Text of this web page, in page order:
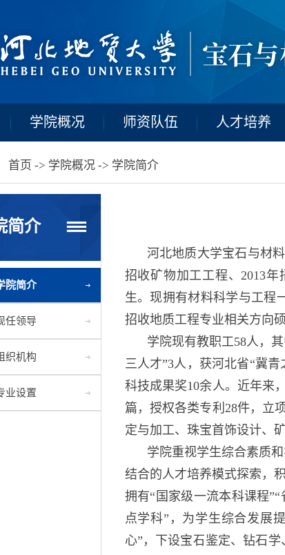
学院概况 师资队伍 人才培养
首页 -> 学院概况-> 学院简介
简介
院简介
任领导
织机构
业设置
河北地质大学宝石与材
招收矿物加工工程、2013
生。现拥有材料科学与工程
招收地质工程专业相关方向硕
学院现有教职工58人，
三人才”3人，获河北省“冀
科技成果奖10余人。近年来
篇，授权各类专利28件，立
定与加工、珠宝首饰设计、
学院重视学生综合素质和
结合的人才培养模式探索，
拥有“国家级一流本科课程
点学科”，为学生综合发展
心”，下设宝石鉴定、钻石
向）、2018年招收材料科学与工程四个专业本科生。
国家级、省部级和市级优秀教师、优秀共产党员荣
研、创”为特色的教学、科研、社会服务、创新创业等工
取得优异成绩，获奖